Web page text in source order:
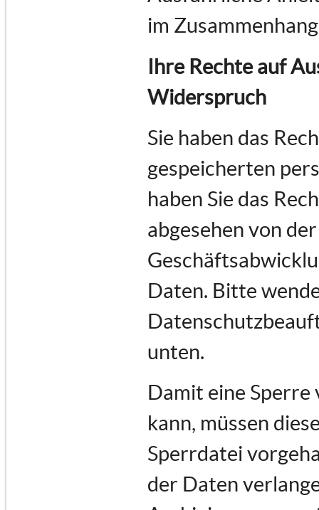
im
Ihre Rechte auf
Widerspruch
Sie haben das
gespeicherten
haben Sie das
abgesehen von
Daten. Bitte
unten.
Damit eine
kann, müssen
Sperrdatei
der Daten